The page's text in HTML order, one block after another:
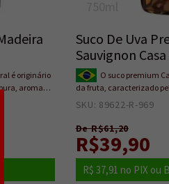
é originário
aroma
Suco De Uva
Sauvignon
O suco premium
da fruta, caracterizado
frescas, como morango e
açúcares, água ou
SKU: 89622-R-969
De R$61,20
R$39,90
R$ 37,91 no PIX ou